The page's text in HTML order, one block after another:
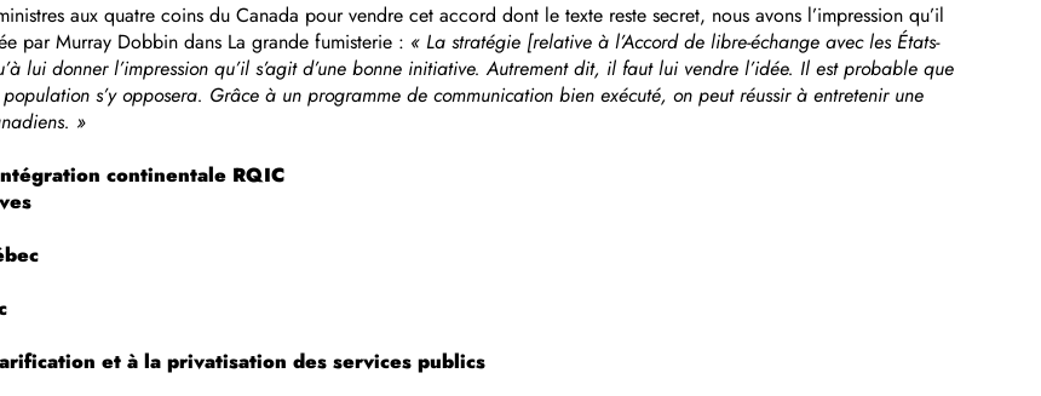
aux quatre coins du Canada pour vendre cet accord dont le texte reste secret, nous avons l’impression qu’il
par Murray Dobbin dans La grande fumisterie : « La stratégie [relative à l’Accord de libre-échange avec les États-
lui donner l’impression qu’il s’agit d’une bonne initiative. Autrement dit, il faut lui vendre l’idée. Il est probable que
s’y opposera. Grâce à un programme de communication bien exécuté, on peut réussir à entretenir une
»
continentale RQIC
et à la privatisation des services publics